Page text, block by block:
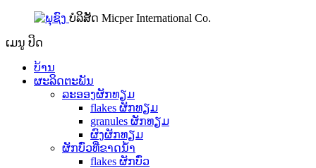
ບໍລິສັດ Micper International Co.
ເມນູ ປິດ
ບ້ານ
ຜະລິດຕະພັນ
ລະອອງຜັກທຽມ
flakes ຜັກທຽມ
granules ຜັກທຽມ
ຜົງຜັກທຽມ
ຜັກບົ່ວທີ່ຂາດນ້ໍາ
flakes ຜັກບົ່ວ